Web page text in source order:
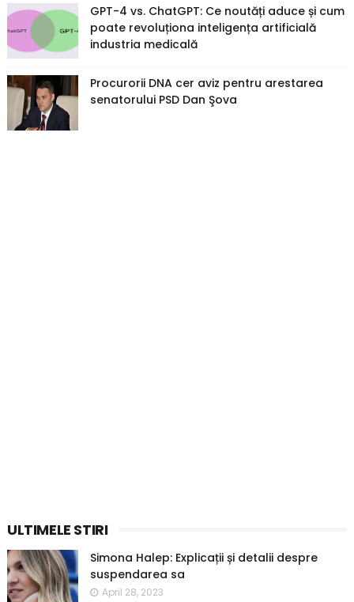
GPT-4 vs. ChatGPT: Ce noutăți aduce și cum
poate revoluționa inteligența artificială
industria medicală
Procurorii DNA cer aviz pentru arestarea
senatorului PSD Dan Şova
ULTIMELE STIRI
Simona Halep: Explicații și detalii despre
suspendarea sa
April 28, 2023